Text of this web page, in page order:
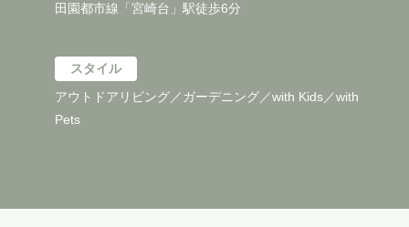
田園都市線「宮崎台」駅徒歩6分
スタイル
アウトドアリビング／ガーデニング／with Kids／with
Pets